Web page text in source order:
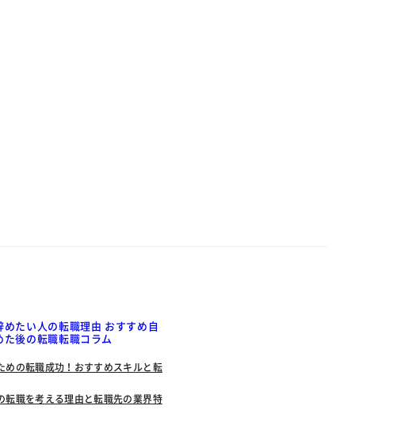
めたい人の転職理由 おすすめ自
た後の転職転職コラム
めの転職成功！おすすめスキルと転
転職を考える理由と転職先の業界特